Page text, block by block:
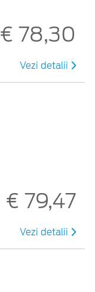
€ 78,30
Vezi detalii
€ 79,47
Vezi detalii